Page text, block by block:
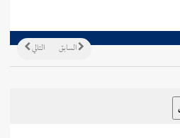
التالي السابق